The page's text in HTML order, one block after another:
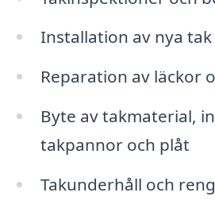
Installation av nya
Reparation av läckor
Byte av takmaterial,
takpannor och plåt
Takunderhåll och